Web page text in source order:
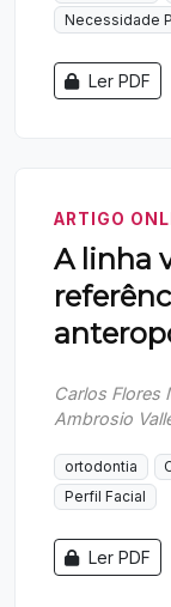
Necessidade
Ler PDF
ARTIGO
A linha
Carlos Flores
Ambrosio
ortodontia
Perfil Facial
Ler PDF